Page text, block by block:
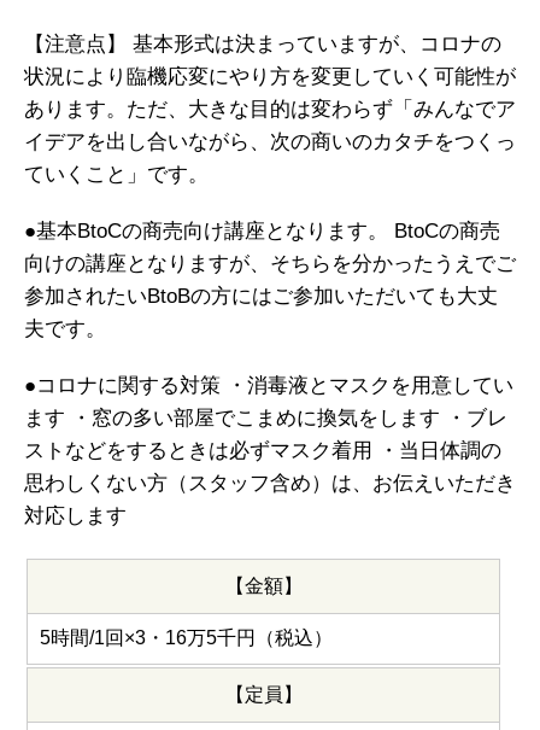
【注意点】
基本形式は決まっていますが、コロナの
状況により臨機応変にやり方を変更していく可能性が
あります。ただ、大きな目的は変わらず「みんなでア
イデアを出し合いながら、次の商いのカタチをつくっ
ていくこと」です。
●基本BtoCの商売向け講座となります。
BtoCの商売
向けの講座となりますが、そちらを分かったうえでご
参加されたいBtoBの方にはご参加いただいても大丈
夫です。
●コロナに関する対策 ・消毒液とマスクを用意してい
ます ・窓の多い部屋でこまめに換気をします ・ブレ
ストなどをするときは必ずマスク着用
・当日体調の
思わしくない方（スタッフ含め）は、お伝えいただき
対応します
【金額】
5時間/1回×3・16万5千円（税込）
【定員】